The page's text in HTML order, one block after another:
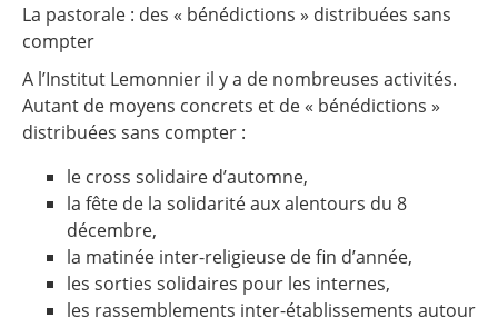
La pastorale : des « bénédictions » distribuées sans
compter
A l’Institut Lemonnier il y a de nombreuses activités.
Autant de moyens concrets et de « bénédictions »
distribuées sans compter :
le cross solidaire d’automne,
la fête de la solidarité aux alentours du 8
décembre,
la matinée inter-religieuse de fin d’année,
les sorties solidaires pour les internes,
les rassemblements inter-établissements autour